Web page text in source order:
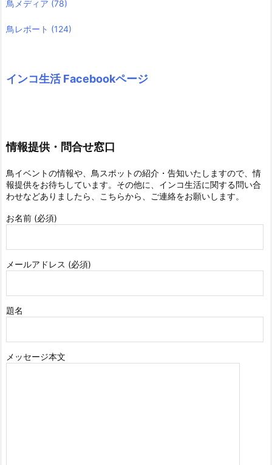
鳥メディア (78)
鳥レポート (124)
インコ生活 Facebookページ
情報提供・問合せ窓口
鳥イベントの情報や、鳥スポットの紹介・告知いたしますので、情
報提供をお待ちしています。その他に、インコ生活に関する問い合
わせなどありましたら、こちらから、ご連絡をお願いします。
お名前 (必須)
メールアドレス (必須)
題名
メッセージ本文